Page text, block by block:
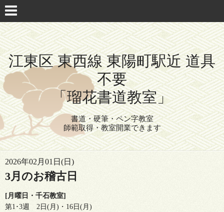
江東区 東西線 東陽町駅近 道具
不要
「瑠花書道教室」
書道・硬筆・ペン字教室
師範取得・教室開業できます
2026年02月01日(日)
3月のお稽古日
[月曜日・千石教室]
第1･3週 2日(月)・16日(月)